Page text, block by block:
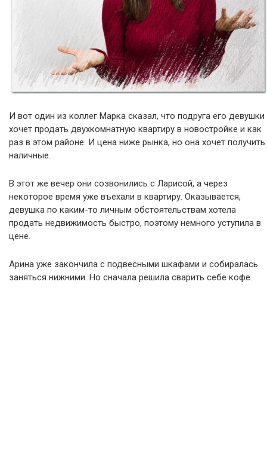
И вот один из коллег Марка сказал, что подруга его девушки
хочет продать двухкомнатную квартиру в новостройке и как
раз в этом районе. И цена ниже рынка, но она хочет получить
наличные.
В этот же вечер они созвонились с Ларисой, а через
некоторое время уже въехали в квартиру. Оказывается,
девушка по каким-то личным обстоятельствам хотела
продать недвижимость быстро, поэтому немного уступила в
цене.
Арина уже закончила с подвесными шкафами и собиралась
заняться нижними. Но сначала решила сварить себе кофе.